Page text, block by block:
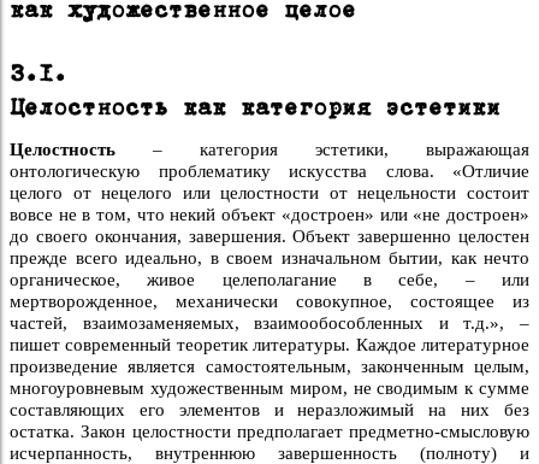
как художественное целое
3.1.
Целостность как категория эстетики
Целостность – категория эстетики, выражающая
онтологическую проблематику искусства слова. «Отличие
целого от нецелого или целостности от нецельности состоит
вовсе не в том, что некий объект «достроен» или «не достроен»
до своего окончания, завершения. Объект завершенно целостен
прежде всего идеально, в своем изначальном бытии, как нечто
органическое, живое целеполагание в себе, – или
мертворожденное, механически совокупное, состоящее из
частей, взаимозаменяемых, взаимообособленных и т.д.», –
пишет современный теоретик литературы. Каждое литературное
произведение является самостоятельным, законченным целым,
многоуровневым художественным миром, не сводимым к сумме
составляющих его элементов и неразложимый на них без
остатка. Закон целостности предполагает предметно-смысловую
исчерпанность, внутреннюю завершенность (полноту) и